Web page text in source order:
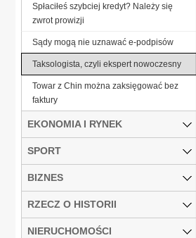
Spłaciłeś szybciej kredyt? Należy się
zwrot prowizji
Sądy mogą nie uznawać e-podpisów
Taksologista, czyli ekspert nowoczesny
Towar z Chin można zaksięgować bez
faktury
EKONOMIA I RYNEK
SPORT
BIZNES
RZECZ O HISTORII
NIERUCHOMOŚCI